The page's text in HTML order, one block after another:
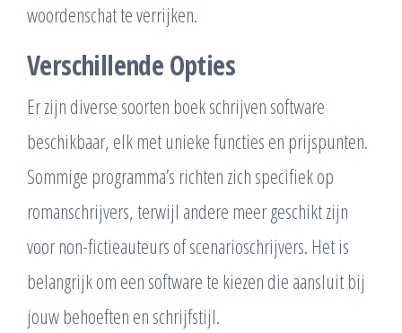
woordenschat te verrijken.
Verschillende Opties
Er zijn diverse soorten boek schrijven software
beschikbaar, elk met unieke functies en prijspunten.
Sommige programma’s richten zich specifiek op
romanschrijvers, terwijl andere meer geschikt zijn
voor non-fictieauteurs of scenarioschrijvers. Het is
belangrijk om een software te kiezen die aansluit bij
jouw behoeften en schrijfstijl.